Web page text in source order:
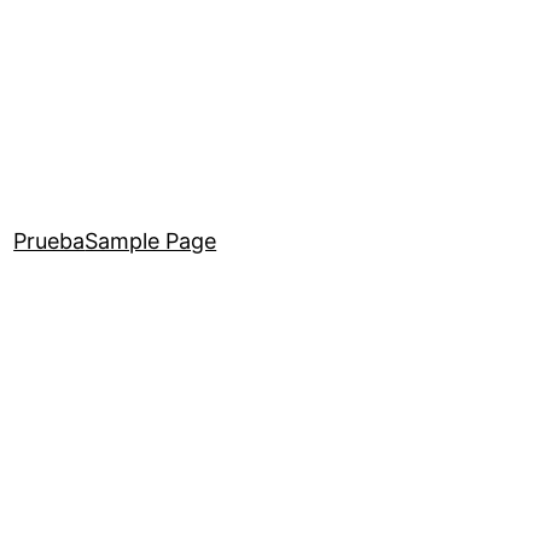
PruebaSample Page